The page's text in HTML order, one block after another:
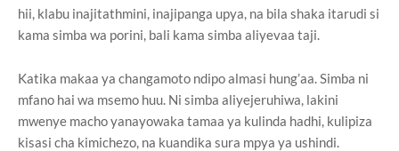
hii, klabu inajitathmini, inajipanga upya, na bila shaka itarudi si
kama simba wa porini, bali kama simba aliyevaa taji.
Katika makaa ya changamoto ndipo almasi hung’aa. Simba ni
mfano hai wa msemo huu. Ni simba aliyejeruhiwa, lakini
mwenye macho yanayowaka tamaa ya kulinda hadhi, kulipiza
kisasi cha kimichezo, na kuandika sura mpya ya ushindi.